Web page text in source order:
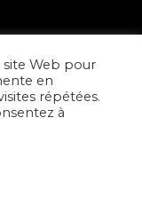
site Web pour
en
répétées.
à